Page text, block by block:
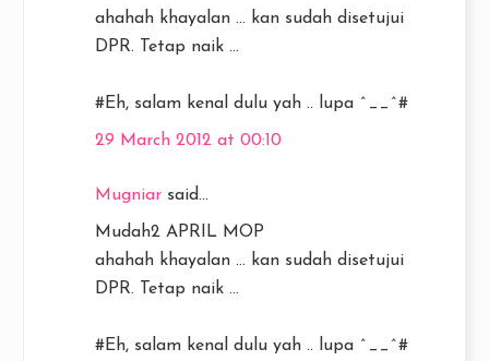
ahahah khayalan ... kan sudah disetujui
DPR. Tetap naik ...
#Eh, salam kenal dulu yah .. lupa ^__^#
29 March 2012 at 00:10
Mugniar said...
Mudah2 APRIL MOP
ahahah khayalan ... kan sudah disetujui
DPR. Tetap naik ...
#Eh, salam kenal dulu yah .. lupa ^__^#